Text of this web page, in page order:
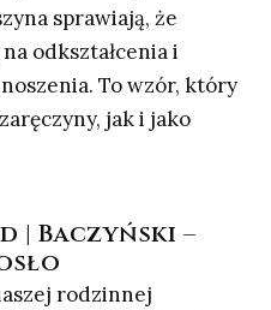
sprawiają, że
odkształcenia i
To wzór, który
jak i jako
| Baczyński –
rodzinnej